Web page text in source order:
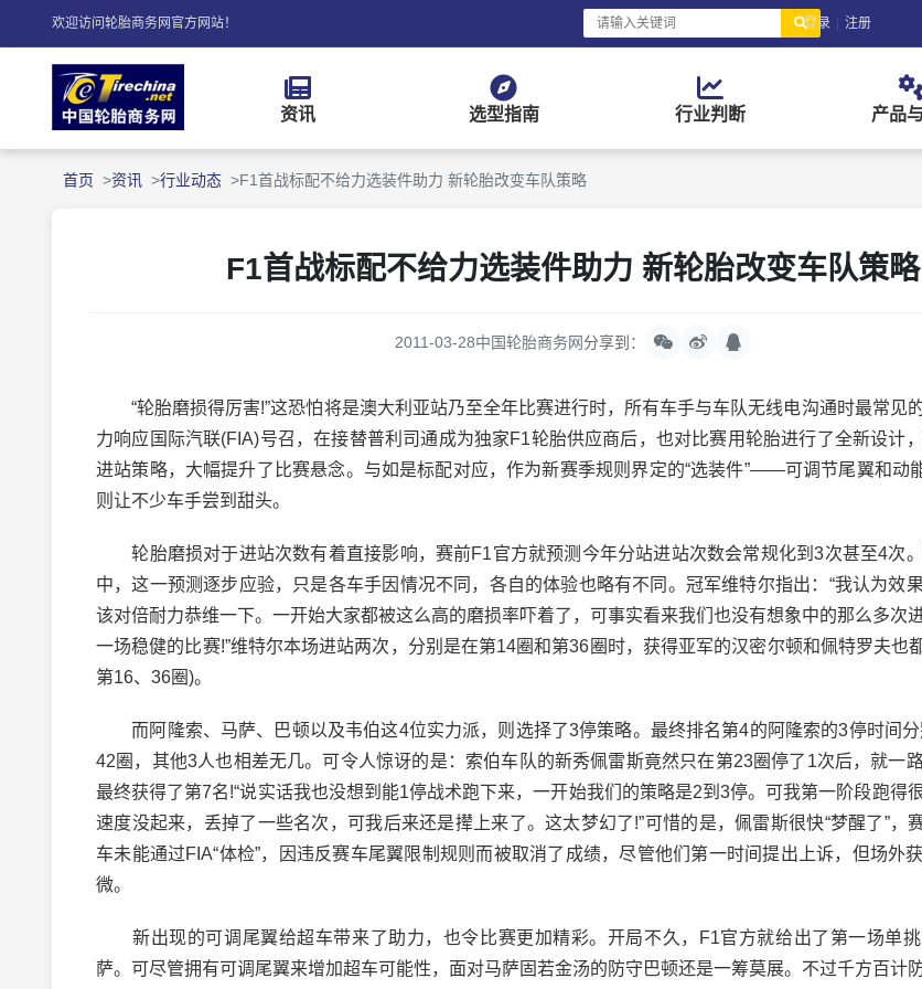
欢迎访问轮胎商务网官方网站！ 登录 | 注册
资讯 选型指南 行业判断 产品
首页 资讯 行业动态 F1首战标配不给力选装件助力 新轮胎改变车队策略
F1首战标配不给力选装件助力 新轮胎改变车队策略
2011-03-28中国轮胎商务网分享到：
“轮胎磨损得厉害!”这恐怕将是澳大利亚站乃至全年比赛进行时，所有车手与车队无线电沟通时最常见
力响应国际汽联(FIA)号召，在接替普利司通成为独家F1轮胎供应商后，也对比赛用轮胎进行了全新设计
进站策略，大幅提升了比赛悬念。与如是标配对应，作为新赛季规则界定的“选装件”——可调节尾翼和动
则让不少车手尝到甜头。
轮胎磨损对于进站次数有着直接影响，赛前F1官方就预测今年分站进站次数会常规化到3次甚至4次
中，这一预测逐步应验，只是各车手因情况不同，各自的体验也略有不同。冠军维特尔指出：“我认为效
该对倍耐力恭维一下。一开始大家都被这么高的磨损率吓着了，可事实看来我们也没有想象中的那么多次
一场稳健的比赛!”维特尔本场进站两次，分别是在第14圈和第36圈时，获得亚军的汉密尔顿和佩特罗夫也
第16、36圈)。
而阿隆索、马萨、巴顿以及韦伯这4位实力派，则选择了3停策略。最终排名第4的阿隆索的3停时间分
42圈，其他3人也相差无几。可令人惊讶的是：索伯车队的新秀佩雷斯竟然只在第23圈停了1次后，就一
最终获得了第7名!“说实话我也没想到能1停战术跑下来，一开始我们的策略是2到3停。可我第一阶段跑得
速度没起来，丢掉了一些名次，可我后来还是撵上来了。这太梦幻了!”可惜的是，佩雷斯很快“梦醒了”，
车未能通过FIA“体检”，因违反赛车尾翼限制规则而被取消了成绩，尽管他们第一时间提出上诉，但场外
微。
新出现的可调尾翼给超车带来了助力，也令比赛更加精彩。开局不久，F1官方就给出了第一场单
萨。可尽管拥有可调尾翼来增加超车可能性，面对马萨固若金汤的防守巴顿还是一筹莫展。不过千方百计